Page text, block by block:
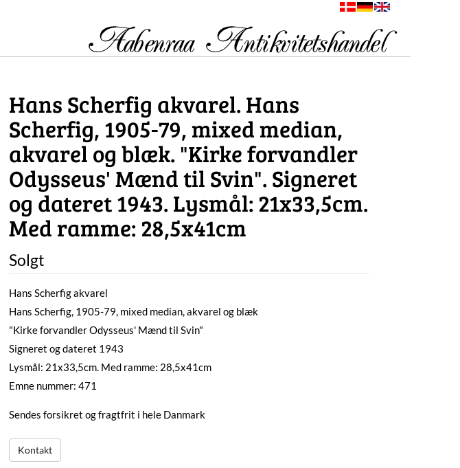
Hans Scherfig akvarel. Hans
Scherfig, 1905-79, mixed median,
akvarel og blæk. "Kirke forvandler
Odysseus' Mænd til Svin". Signeret
og dateret 1943. Lysmål: 21x33,5cm.
Med ramme: 28,5x41cm
Solgt
Hans Scherfig akvarel
Hans Scherfig, 1905-79, mixed median, akvarel og blæk
"Kirke forvandler Odysseus' Mænd til Svin"
Signeret og dateret 1943
Lysmål: 21x33,5cm. Med ramme: 28,5x41cm
Emne nummer: 471
Sendes forsikret og fragtfrit i hele Danmark
Kontakt